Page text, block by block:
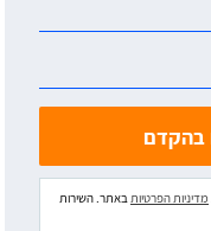
מדיניות הפרטיותבאתר. השירות